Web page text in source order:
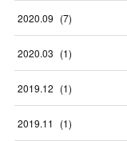
2020.09 (7)
2020.03 (1)
2019.12 (1)
2019.11 (1)